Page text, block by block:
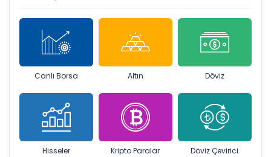
Canlı Borsa Altın Döviz
Hisseler Kripto Paralar Döviz Çevirici